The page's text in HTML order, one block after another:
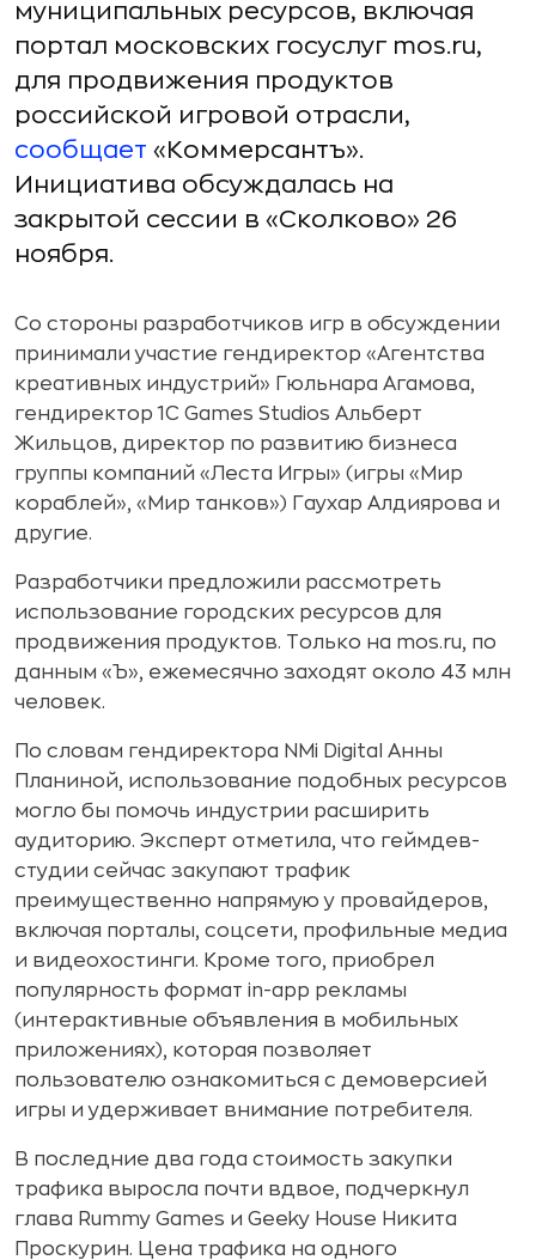
муниципальных ресурсов, включая
портал московских госуслуг mos.ru,
для продвижения продуктов
российской игровой отрасли,
сообщает «Коммерсантъ».
Инициатива обсуждалась на
закрытой сессии в «Сколково» 26
ноября.
Со стороны разработчиков игр в обсуждении
принимали участие гендиректор «Агентства
креативных индустрий» Гюльнара Агамова,
гендиректор 1C Games Studios Альберт
Жильцов, директор по развитию бизнеса
группы компаний «Леста Игры» (игры «Мир
кораблей», «Мир танков») Гаухар Алдиярова и
другие.
Разработчики предложили рассмотреть
использование городских ресурсов для
продвижения продуктов. Только на mos.ru, по
данным «Ъ», ежемесячно заходят около 43 млн
человек.
По словам гендиректора NMi Digital Анны
Планиной, использование подобных ресурсов
могло бы помочь индустрии расширить
аудиторию. Эксперт отметила, что геймдев-
студии сейчас закупают трафик
преимущественно напрямую у провайдеров,
включая порталы, соцсети, профильные медиа
и видеохостинги. Кроме того, приобрел
популярность формат in-app рекламы
(интерактивные объявления в мобильных
приложениях), которая позволяет
пользователю ознакомиться с демоверсией
игры и удерживает внимание потребителя.
В последние два года стоимость закупки
трафика выросла почти вдвое, подчеркнул
глава Rummy Games и Geeky House Никита
Проскурин. Цена трафика на одного